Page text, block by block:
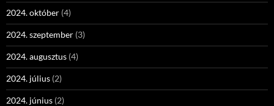
2024. október (4)
2024. szeptember (3)
2024. augusztus (4)
2024. július (2)
2024. június (2)